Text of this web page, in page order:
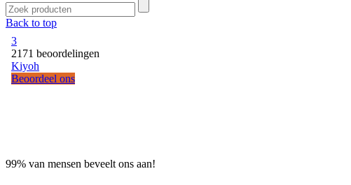
Back to top
99% van mensen beveelt ons aan!